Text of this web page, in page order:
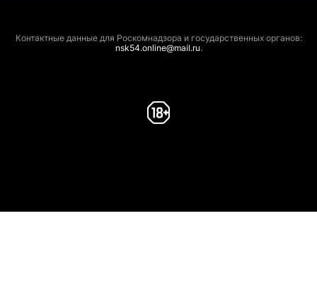
Контактные данные для Роскомнадзора и государственных органов:
nsk54.online@mail.ru.